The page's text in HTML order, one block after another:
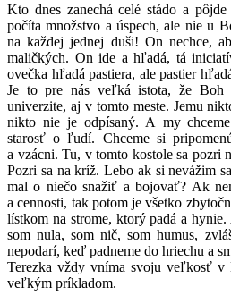
Kto dnes zanechá celé stádo a
počíta množstvo a úspech, ale nie u
na každej jednej duši! On nechce,
maličkých. On ide a hľadá, tá
ovečka hľadá pastiera, ale pastier
Je to pre nás veľká istota, že Boh
univerzite, aj v tomto meste. Jemu
nikto nie je odpísaný. A my
starosť o ľudí. Chceme si
a vzácni. Tu, v tomto kostole sa pozri
Pozri sa na kríž. Lebo ak si nevážim
mal o niečo snažiť a bojovať? Ak
a cennosti, tak potom je všetko
lístkom na strome, ktorý padá a
som nula, som nič, som humus,
nepodarí, keď padneme do hriechu a
Terezka vždy vníma svoju veľkosť v
veľkým príkladom.